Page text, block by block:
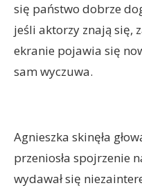
się państwo dobrze
jeśli aktorzy znają się,
ekranie pojawia się
sam wyczuwa.
Agnieszka skinęła
przeniosła spojrzenie
wydawał się